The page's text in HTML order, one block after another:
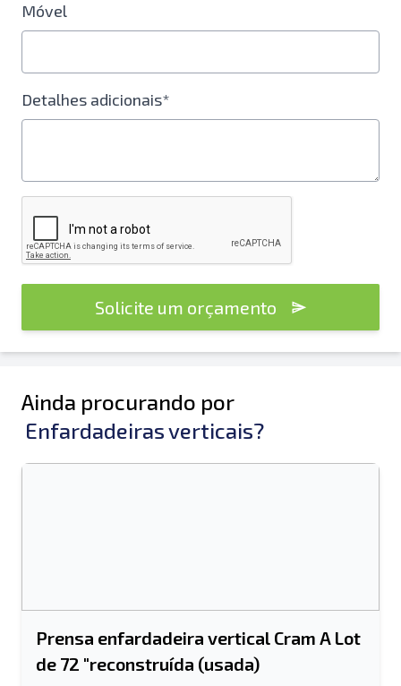
Móvel
Detalhes adicionais*
Solicite um orçamento
Ainda procurando por
Enfardadeiras verticais?
Prensa enfardadeira vertical Cram A Lot
de 72 "reconstruída (usada)